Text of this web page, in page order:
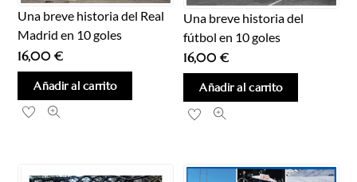
Una breve historia del Real
Madrid en 10 goles
16,00€
Añadir al carrito
Una breve historia del
fútbol en 10 goles
16,00€
Añadir al carrito